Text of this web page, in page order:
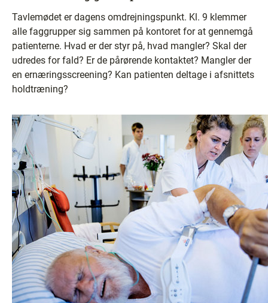
Tavlemødet er dagens omdrejningspunkt. Kl. 9 klemmer
alle faggrupper sig sammen på kontoret for at gennemgå
patienterne. Hvad er der styr på, hvad mangler? Skal der
udredes for fald? Er de pårørende kontaktet? Mangler der
en ernæringsscreening? Kan patienten deltage i afsnittets
holdtræning?